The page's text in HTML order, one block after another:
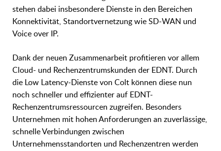
stehen dabei insbesondere Dienste in den Bereichen
Konnektivität, Standortvernetzung wie SD-WAN und
Voice over IP.
Dank der neuen Zusammenarbeit profitieren vor allem
Cloud- und Rechenzentrumskunden der EDNT. Durch
die Low Latency-Dienste von Colt können diese nun
noch schneller und effizienter auf EDNT-
Rechenzentrumsressourcen zugreifen. Besonders
Unternehmen mit hohen Anforderungen an zuverlässige,
schnelle Verbindungen zwischen
Unternehmensstandorten und Rechenzentren werden